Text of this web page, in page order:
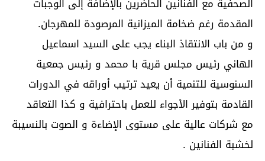
المقدمة رغم ضخامة الميزانية المرصودة للمهرجان.
و من باب الانتقاذ البناء يجب على السيد اسماعيل
الهاني رئيس مجلس قرية با محمد و رئيس جمعية
السنوسية للتنمية أن يعيد ترتيب أوراقه في الدورات
القادمة بتوفير الأجواء للعمل باحترافية و كذا التعاقد
مع شركات عالية على مستوى الإضاءة و الصوت بالنسيبة
لخشبة الفنانين .